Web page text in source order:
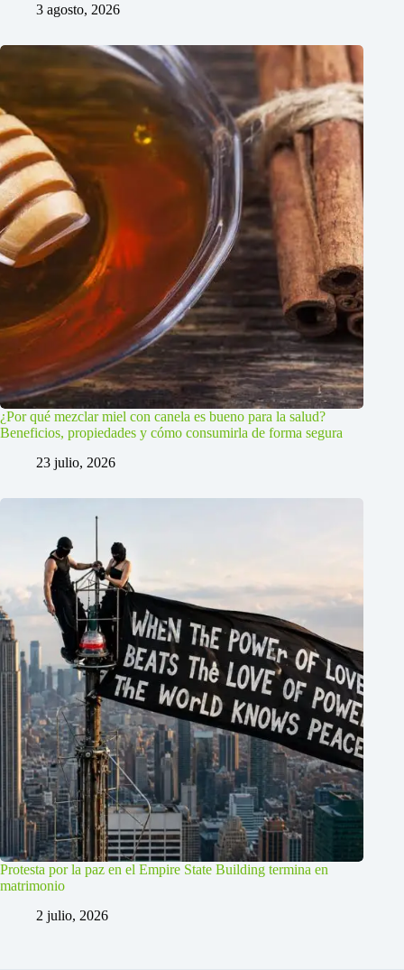
3 agosto, 2026
¿Por qué mezclar miel con canela es bueno para la salud?
Beneficios, propiedades y cómo consumirla de forma segura
23 julio, 2026
Protesta por la paz en el Empire State Building termina en
matrimonio
2 julio, 2026